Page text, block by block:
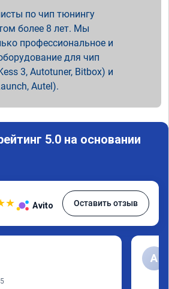
по чип тюнингу
более 8 лет. Мы
профессиональное и
для чип
3, Autotuner, Bitbox) и
Autel).
5.0 на основании
★ Avito Оставить отзыв
А